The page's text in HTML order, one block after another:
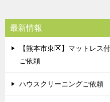
最新情報
【熊本市東区】マットレス
ご依頼
ハウスクリーニングご依頼